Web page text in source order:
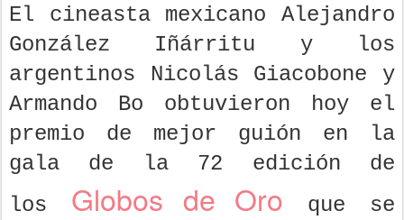
El cineasta mexicano Alejandro
González Iñárritu y los
argentinos Nicolás Giacobone y
Armando Bo obtuvieron hoy el
premio de mejor guión en la
gala de la 72 edición de
los Globos de Oro que se